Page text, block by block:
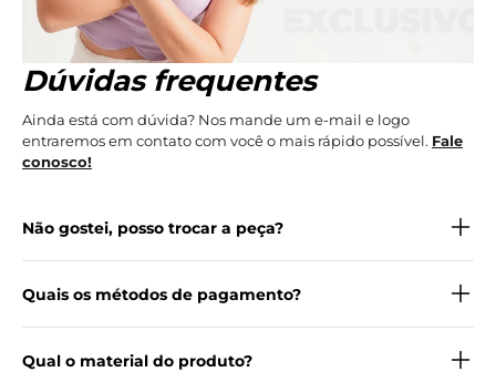
Dúvidas frequentes
Ainda está com dúvida? Nos mande um e-mail e logo
entraremos em contato com você o mais rápido possível. Fale
conosco!
Não gostei, posso trocar a peça?
Quais os métodos de pagamento?
Qual o material do produto?